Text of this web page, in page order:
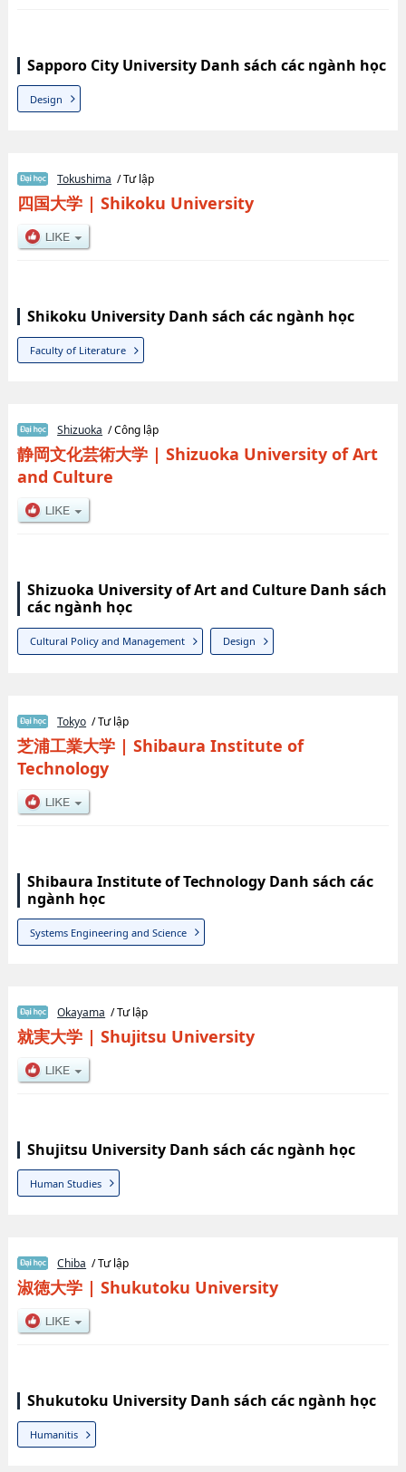
Sapporo City University Danh sách các ngành học
Design
Tokushima / Tư lập
四国大学| Shikoku University
Shikoku University Danh sách các ngành học
Faculty of Literature
Shizuoka / Công lập
静岡文化芸術大学| Shizuoka University of Art
and Culture
Shizuoka University of Art and Culture Danh sách
các ngành học
Cultural Policy and Management Design
Tokyo / Tư lập
芝浦工業大学| Shibaura Institute of
Technology
Shibaura Institute of Technology Danh sách các
ngành học
Systems Engineering and Science
Okayama / Tư lập
就実大学| Shujitsu University
Shujitsu University Danh sách các ngành học
Human Studies
Chiba / Tư lập
淑徳大学| Shukutoku University
Shukutoku University Danh sách các ngành học
Humanitis